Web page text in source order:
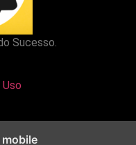
Sucesso.
mobile